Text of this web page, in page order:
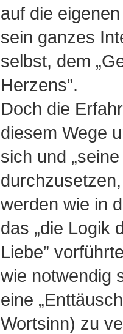
auf die
sein ganzes
selbst, dem
Herzens”.
Doch die
diesem Wege
sich und
werden wie in
das „die Logik
Liebe”
wie notwendig
eine
Wortsinn) zu